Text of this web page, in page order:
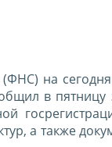
на
в
а также